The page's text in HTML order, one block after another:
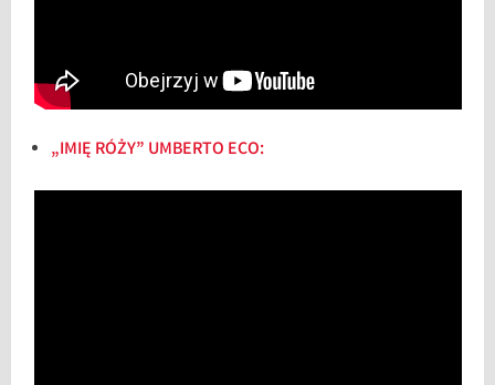
„IMIĘ RÓŻY” UMBERTO ECO: